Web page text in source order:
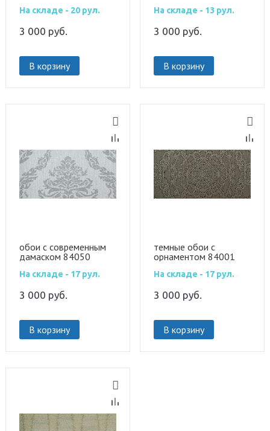
На складе - 20 рул.
3 000 руб.
В корзину
На складе - 13 рул.
3 000 руб.
В корзину
обои с современным
дамаском 84050
На складе - 17 рул.
3 000 руб.
В корзину
темные обои с
орнаментом 84001
На складе - 17 рул.
3 000 руб.
В корзину